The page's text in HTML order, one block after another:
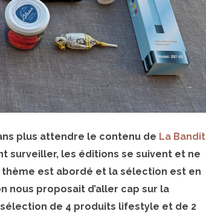
plus attendre le contenu de La Bandit
surveiller, les éditions se suivent et ne
thème est abordé et la sélection est en
nous proposait d’aller cap sur la
de 4 produits lifestyle et de 2